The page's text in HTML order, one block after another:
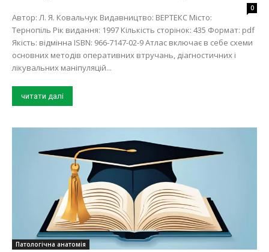
0
Автор: Л. Я. Ковальчук Видавництво: ВЕРТЕКС Місто:
Тернопіль Рік видання: 1997 Кількість сторінок: 435 Формат: pdf
Якість: відмінна ISBN: 966-7147-02-9 Атлас включає в себе схеми
основних методів оперативних втручань, діагностичних і
лікувальних маніпуляцій...
читати далі
Патологічна анатомія